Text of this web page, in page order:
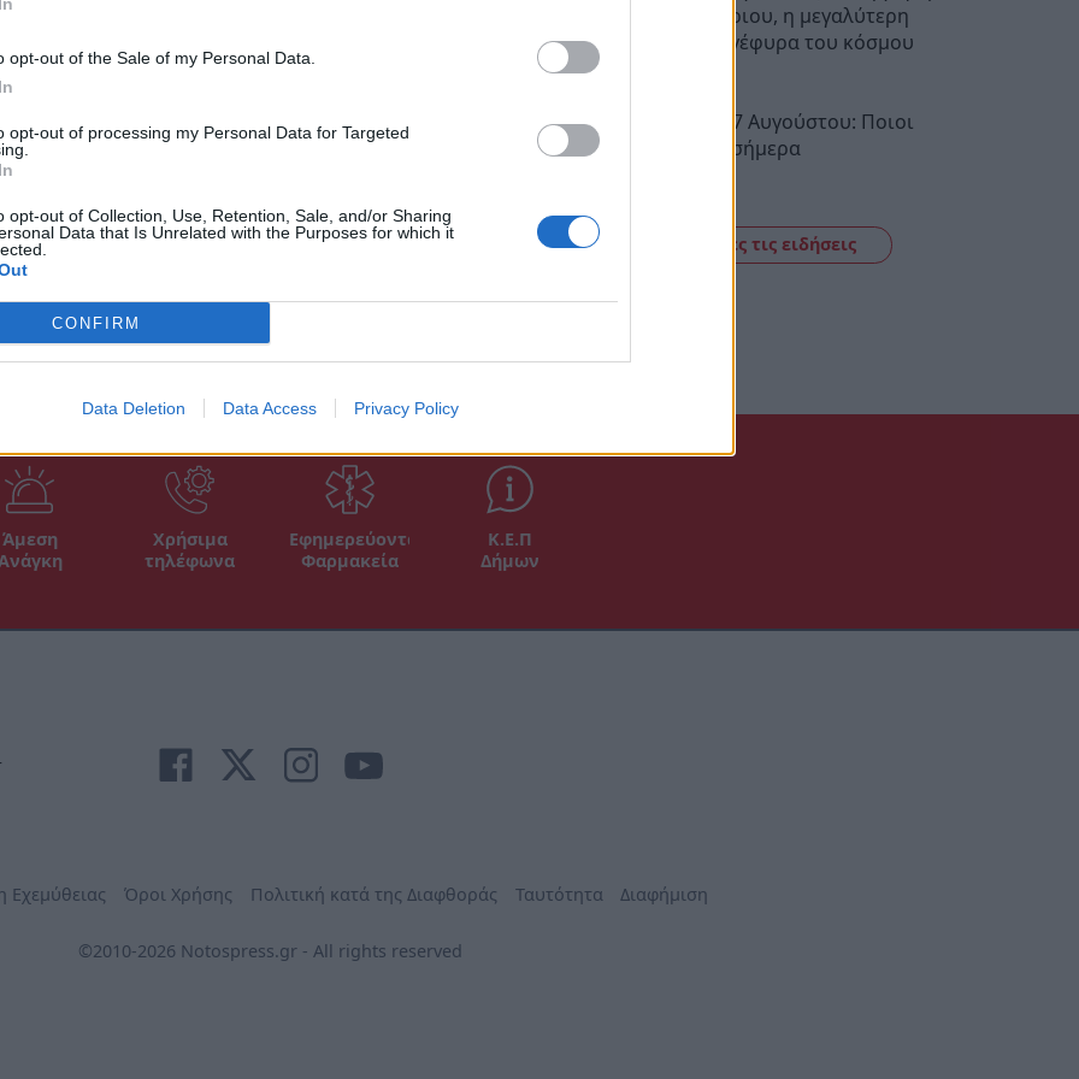
opt-out of the Sale of my Personal Data.
opt-out of processing my Personal Data for Targeted
opt-out of Collection, Use, Retention, Sale, and/or Sharing
Data that Is Unrelated with the Purposes for which it
CONFIRM
Data Deletion Data Access Privacy Policy
στην Ελλάδα της Μεταπολίτευσης.
Κυβερνήσεων στις οποίες δυστυχώς
«Ο Πλήθων» δείχνει ότι πίσω από το
είναι το παγκόσμιο κι ευρωπαϊκό
Ρίου - Αντίρριου, η μεγαλύτερη
καλωδιωτή γέφυρα του κόσμου
Εορτολόγιο 7 Αυγούστου: Ποιοι
γιορτάζουν σήμερα
Δείτε όλες τις ειδήσεις
Άμεση
Χρήσιμα
τηλέφωνα
Εφημερεύοντα
Φαρμακεία
Κ.Ε.Π
Δήμων
Εχεμύθειας Όροι Χρήσης Πολιτική κατά της Διαφθοράς Ταυτότητα Διαφήμιση
©2010-2026 Notospress.gr - All rights reserved